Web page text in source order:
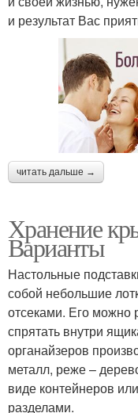
и результат Вас
читать дальше →
Хранение
Варианты
Настольные
собой небольшие
отсеками. Его можно
спрятать внутри
органайзеров
металл, реже –
виде контейнеров
разделами.